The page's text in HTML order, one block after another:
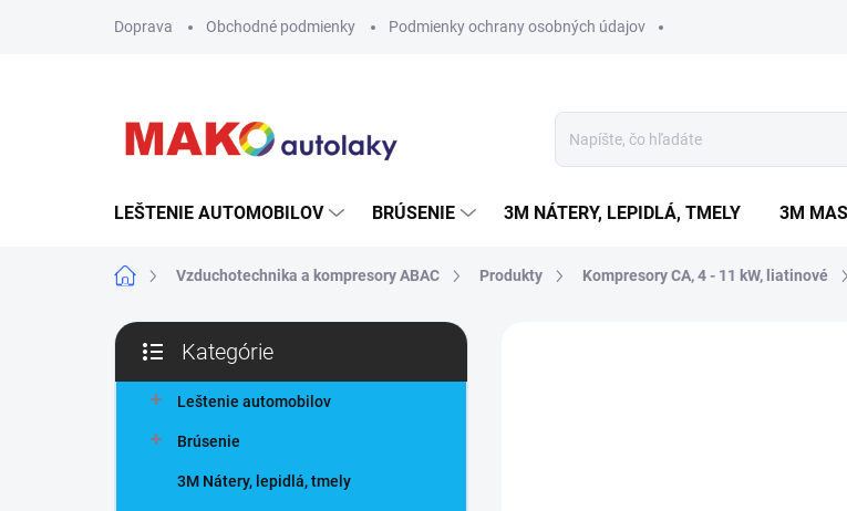
Doprava Obchodné podmienky Podmienky ochrany osobných údajov
LEŠTENIE AUTOMOBILOV BRÚSENIE 3M NÁTERY, LEPIDLÁ, TMELY 3M
DomovVzduchotechnika a kompresory ABAC Produkty Kompresory CA, 4 - 11 kW, liatinové
B
č
kategórie
Kategórie
Leštenie automobilov
Brúsenie
3M Nátery, lepidlá, tmely